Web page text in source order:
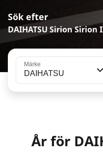
Sök efter
DAIHATSU Sirion Sirion
Märke
DAIHATSU
År för